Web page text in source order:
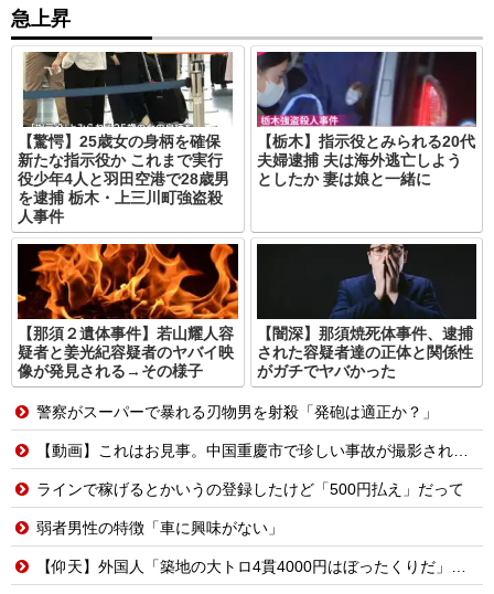
急上昇
【驚愕】25歳女の身柄を確保
新たな指示役か これまで実行
役少年4人と羽田空港で28歳男
を逮捕 栃木・上三川町強盗殺
人事件
【栃木】指示役とみられる20代
夫婦逮捕 夫は海外逃亡しよう
としたか 妻は娘と一緒に
【那須２遺体事件】若山耀人容
疑者と姜光紀容疑者のヤバイ映
像が発見される→その様子
【闇深】那須焼死体事件、逮捕
された容疑者達の正体と関係性
がガチでヤバかった
警察がスーパーで暴れる刃物男を射殺「発砲は適正か？」
【動画】これはお見事。中国重慶市で珍しい事故が撮影される。
ラインで稼げるとかいうの登録したけど「500円払え」だって
弱者男性の特徴「車に興味がない」
【仰天】外国人「築地の大トロ4貫4000円はぼったくりだ」→日本人の反応が真っ二つに